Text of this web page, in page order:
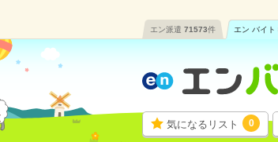
エン派遣 71573件 エン バイト
気になるリスト 0